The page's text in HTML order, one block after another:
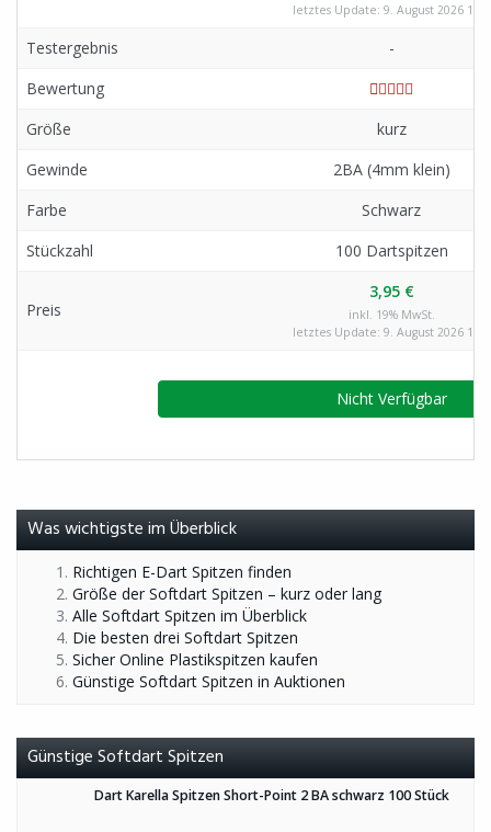
letztes Update: 9. August 2026 1:17
Testergebnis
-
Bewertung
Größe
kurz
Gewinde
2BA (4mm klein)
Farbe
Schwarz
Stückzahl
100 Dartspitzen
Preis
3,95 €
inkl. 19% MwSt.
letztes Update: 9. August 2026 1:17
Nicht Verfügbar
Was wichtigste im Überblick
Richtigen E-Dart Spitzen finden
Größe der Softdart Spitzen – kurz oder lang
Alle Softdart Spitzen im Überblick
Die besten drei Softdart Spitzen
Sicher Online Plastikspitzen kaufen
Günstige Softdart Spitzen in Auktionen
Günstige Softdart Spitzen
Dart Karella Spitzen Short-Point 2 BA schwarz 100 Stück